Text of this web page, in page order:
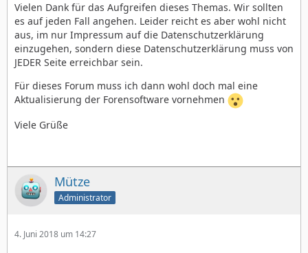
Vielen Dank für das Aufgreifen dieses Themas. Wir sollten
es auf jeden Fall angehen. Leider reicht es aber wohl nicht
aus, im nur Impressum auf die Datenschutzerklärung
einzugehen, sondern diese Datenschutzerklärung muss von
JEDER Seite erreichbar sein.
Für dieses Forum muss ich dann wohl doch mal eine
Aktualisierung der Forensoftware vornehmen
Viele Grüße
Mütze
Administrator
4. Juni 2018 um 14:27